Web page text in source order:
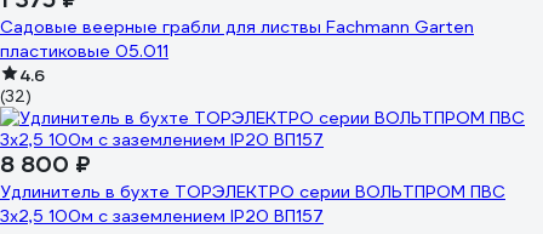
Садовые веерные грабли для листвы Fachmann Garten
пластиковые 05.011
4.6
(32)
8 800 ₽
Удлинитель в бухте ТОРЭЛЕКТРО серии ВОЛЬТПРОМ ПВС
3х2,5 100м с заземлением IP20 ВП157